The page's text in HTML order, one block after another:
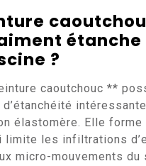
étanche
?
caoutchouc **
élastomère. Elle forme
limite les infiltrations
micro-mouvements du